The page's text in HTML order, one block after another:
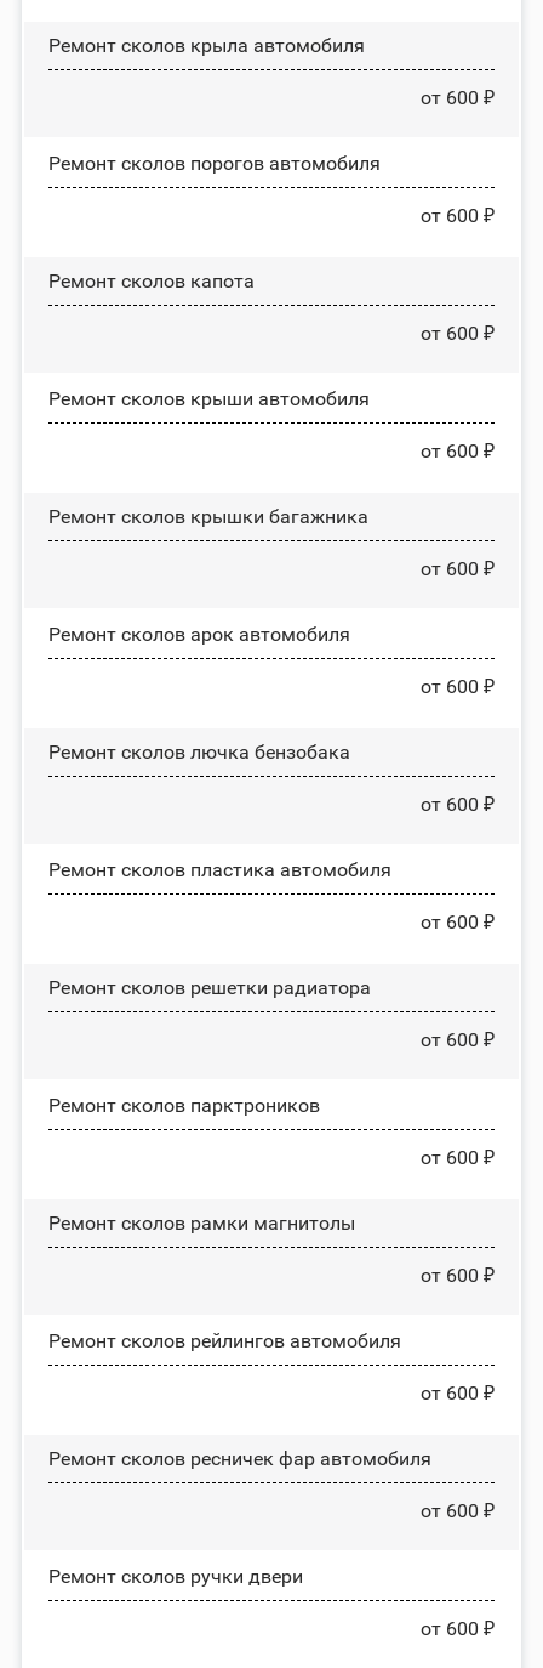
Ремонт сколов крыла автомобиля
от 600 ₽
Ремонт сколов порогов автомобиля
от 600 ₽
Ремонт сколов капота
от 600 ₽
Ремонт сколов крыши автомобиля
от 600 ₽
Ремонт сколов крышки багажника
от 600 ₽
Ремонт сколов арок автомобиля
от 600 ₽
Ремонт сколов лючка бензобака
от 600 ₽
Ремонт сколов пластика автомобиля
от 600 ₽
Ремонт сколов решетки радиатора
от 600 ₽
Ремонт сколов парктроников
от 600 ₽
Ремонт сколов рамки магнитолы
от 600 ₽
Ремонт сколов рейлингов автомобиля
от 600 ₽
Ремонт сколов ресничек фар автомобиля
от 600 ₽
Ремонт сколов ручки двери
от 600 ₽